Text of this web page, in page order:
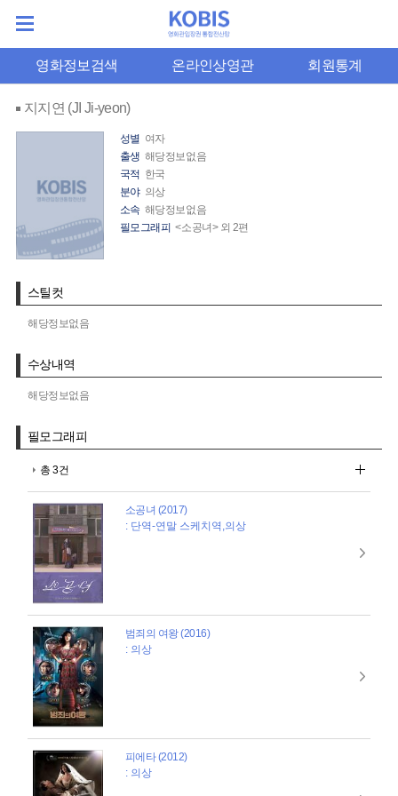
영화정보검색 온라인상영관 회원통계
지지연 (JI Ji-yeon)
성별 여자
출생 해당정보없음
국적 한국
분야 의상
소속 해당정보없음
필모그래피 <소공녀> 외 2편
스틸컷
해당정보없음
수상내역
해당정보없음
필모그래피
총 3건
소공녀 (2017)
: 단역-연말 스케치역,의상
범죄의 여왕 (2016)
: 의상
피에타 (2012)
: 의상